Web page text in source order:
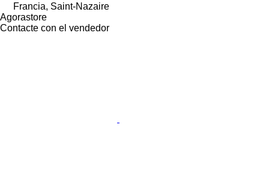
Francia, Saint-Nazaire
Agorastore
Contacte con el vendedor